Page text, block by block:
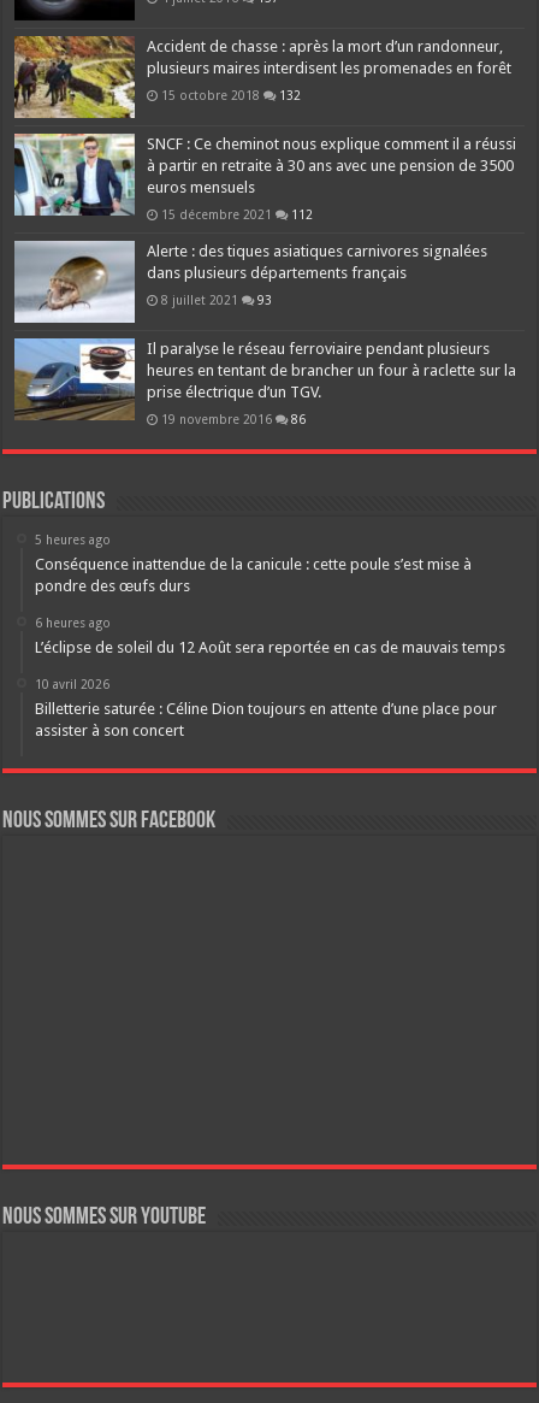
Accident de chasse : après la mort d’un randonneur,
plusieurs maires interdisent les promenades en forêt
15 octobre 2018 132
SNCF : Ce cheminot nous explique comment il a réussi
à partir en retraite à 30 ans avec une pension de 3500
euros mensuels
15 décembre 2021 112
Alerte : des tiques asiatiques carnivores signalées
dans plusieurs départements français
8 juillet 2021 93
Il paralyse le réseau ferroviaire pendant plusieurs
heures en tentant de brancher un four à raclette sur la
prise électrique d’un TGV.
19 novembre 2016 86
Publications
5 heures ago
Conséquence inattendue de la canicule : cette poule s’est mise à
pondre des œufs durs
6 heures ago
L’éclipse de soleil du 12 Août sera reportée en cas de mauvais temps
10 avril 2026
Billetterie saturée : Céline Dion toujours en attente d’une place pour
assister à son concert
Nous sommes sur FaceBook
Nous sommes sur YouTube